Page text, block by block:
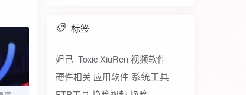
标签
妲己_ToxicXiuRen 视频软件
硬件相关 应用软件 系统工具